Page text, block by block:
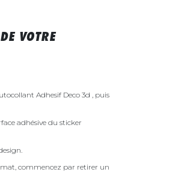
VOTRE
Adhesif Deco 3d , puis
adhésive du sticker
commencez par retirer un